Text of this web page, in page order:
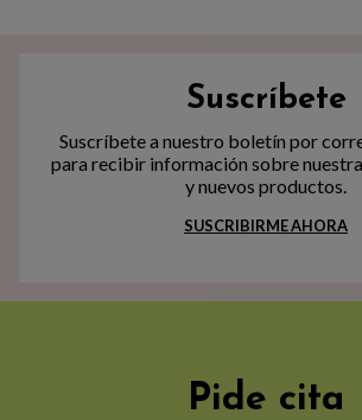
Suscríbete
Suscríbete a nuestro boletín por
para recibir información sobre
y nuevos productos.
SUSCRIBIRME AHORA
Pide cita